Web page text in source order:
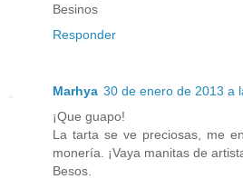
Besinos
Responder
Marhya 30 de enero de 2013 a
¡Que guapo!
La tarta se ve preciosas, me
monería. ¡Vaya manitas de
Besos.